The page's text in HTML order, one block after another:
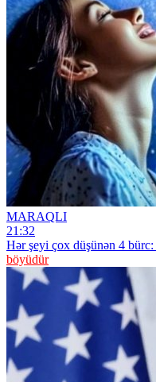
MARAQLI
21:32
Hər şeyi çox düşünən 4 bürc:
böyüdür